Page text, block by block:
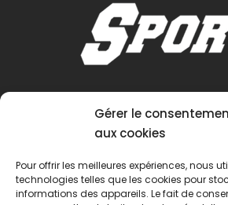
Gérer le
aux cookies
Pour offrir les meilleures expériences, nous
technologies telles que les cookies pour
informations des appareils. Le fait de